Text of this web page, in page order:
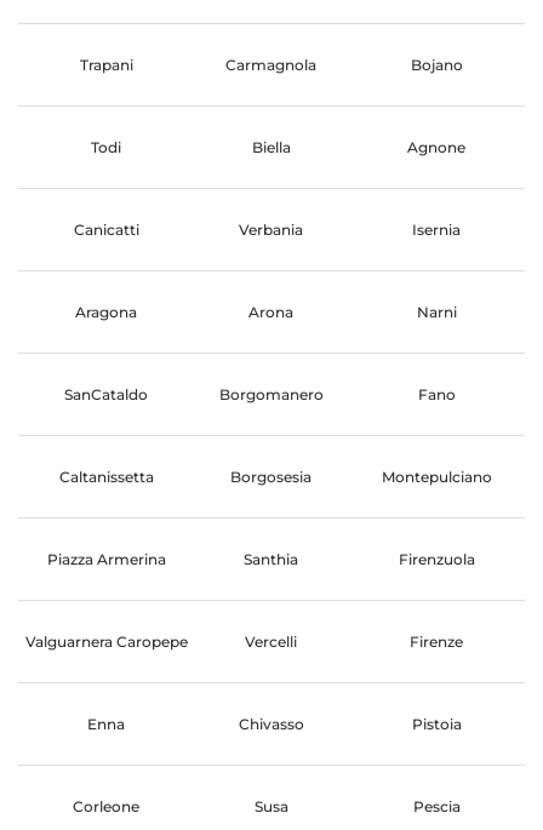
Trapani Carmagnola Bojano
Todi Biella Agnone
Canicatti Verbania Isernia
Aragona Arona Narni
SanCataldo Borgomanero Fano
Caltanissetta Borgosesia Montepulciano
Piazza Armerina Santhia Firenzuola
Valguarnera Caropepe Vercelli Firenze
Enna Chivasso Pistoia
Corleone Susa Pescia